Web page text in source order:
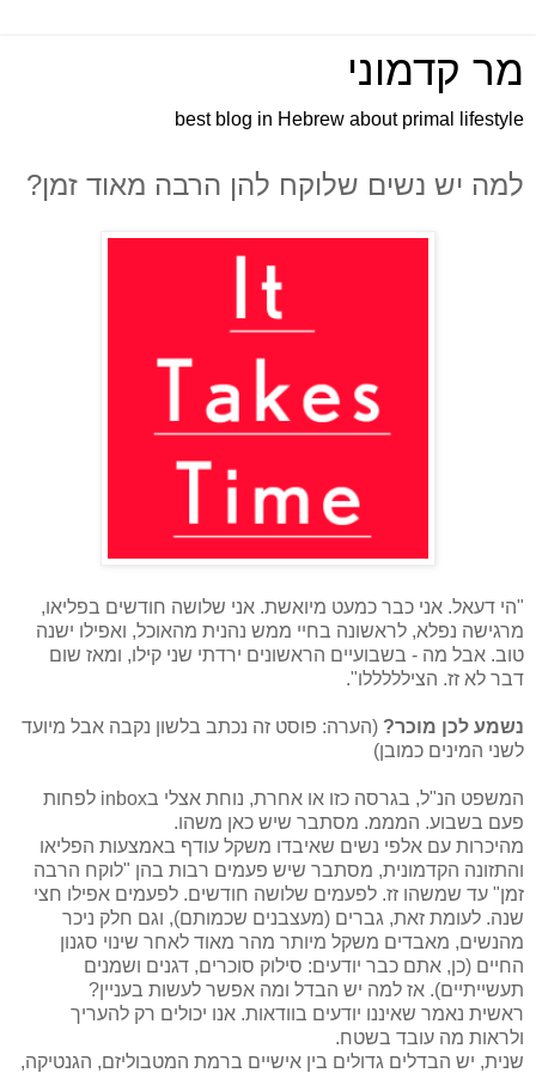
מר קדמוני
best blog in Hebrew about primal lifestyle
למה יש נשים שלוקח להן הרבה מאוד זמן?
"הי דעאל. אני כבר כמעט מיואשת. אני שלושה חודשים בפליאו,
מרגישה נפלא, לראשונה בחיי ממש נהנית מהאוכל, ואפילו ישנה
טוב. אבל מה - בשבועיים הראשונים ירדתי שני קילו, ומאז שום
דבר לא זז. הצילללללו".
נשמע לכן מוכר? (הערה: פוסט זה נכתב בלשון נקבה אבל מיועד
לשני המינים כמובן)
המשפט הנ"ל, בגרסה כזו או אחרת, נוחת אצלי בinbox לפחות
פעם בשבוע. המממ. מסתבר שיש כאן משהו.
מהיכרות עם אלפי נשים שאיבדו משקל עודף באמצעות הפליאו
והתזונה הקדמונית, מסתבר שיש פעמים רבות בהן "לוקח הרבה
זמן" עד שמשהו זז. לפעמים שלושה חודשים. לפעמים אפילו חצי
שנה. לעומת זאת, גברים (מעצבנים שכמותם), וגם חלק ניכר
מהנשים, מאבדים משקל מיותר מהר מאוד לאחר שינוי סגנון
החיים (כן, אתם כבר יודעים: סילוק סוכרים, דגנים ושמנים
תעשייתיים). אז למה יש הבדל ומה אפשר לעשות בעניין?
ראשית נאמר שאיננו יודעים בוודאות. אנו יכולים רק להעריך
ולראות מה עובד בשטח.
שנית, יש הבדלים גדולים בין אישיים ברמת המטבוליזם, הגנטיקה,